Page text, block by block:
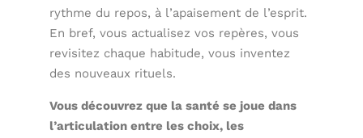
rythme du repos, à l’apaisement de l’esprit.
En bref, vous actualisez vos repères, vous
revisitez chaque habitude, vous inventez
des nouveaux rituels.
Vous découvrez que la santé se joue dans
l’articulation entre les choix, les